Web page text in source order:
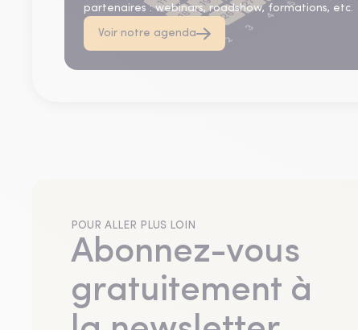
partenaires : webinars, roadshow, formations, etc.
Voir notre agenda
POUR ALLER PLUS LOIN
Abonnez-vous
gratuitement à